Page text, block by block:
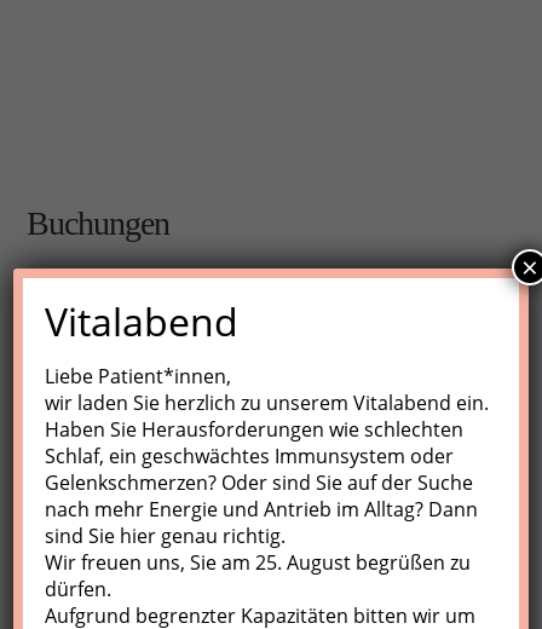
Buchungen
Buchungen sind für diese Veranstaltung nicht mehr
möglich.
Nächste Kurse
Keine Veranstaltungen
Profil
Meine Buchungen
Abmelden
Vitalabend
Liebe Patient*innen,
wir laden Sie herzlich zu unserem Vitalabend ein.
Haben Sie Herausforderungen wie schlechten
Schlaf, ein geschwächtes Immunsystem oder
Gelenkschmerzen? Oder sind Sie auf der Suche
nach mehr Energie und Antrieb im Alltag? Dann
sind Sie hier genau richtig.
Wir freuen uns, Sie am 25. August begrüßen zu
dürfen.
Aufgrund begrenzter Kapazitäten bitten wir um
×